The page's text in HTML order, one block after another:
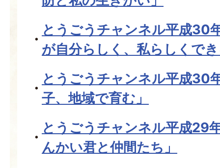
とうごうチャンネル平成30
が自分らしく、私らしくで
とうごうチャンネル平成30
子、地域で育む」
とうごうチャンネル平成29
んかい君と仲間たち」